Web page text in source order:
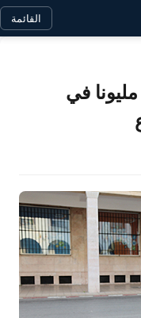
القائمة
مخالفات السير تضخ 590 مليونا في